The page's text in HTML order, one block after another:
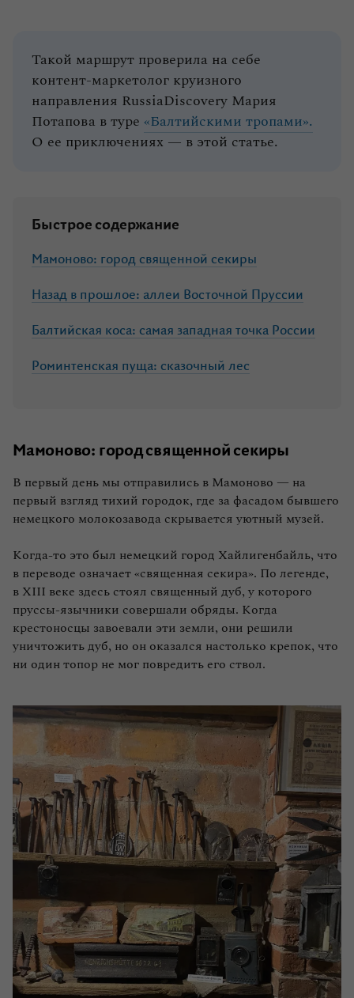
Такой маршрут проверила на себе
контент‑маркетолог круизного
направления RussiaDiscovery Мария
Потапова в туре «Балтийскими тропами».
О ее приключениях — в этой статье.
Быстрое содержание
Мамоново: город священной секиры
Назад в прошлое: аллеи Восточной Пруссии
Балтийская коса: самая западная точка России
Роминтенская пуща: сказочный лес
Мамоново: город священной секиры
В первый день мы отправились в Мамоново — на
первый взгляд тихий городок, где за фасадом бывшего
немецкого молокозавода скрывается уютный музей.
Когда‑то это был немецкий город Хайлигенбайль, что
в переводе означает «священная секира». По легенде,
в XIII веке здесь стоял священный дуб, у которого
пруссы‑язычники совершали обряды. Когда
крестоносцы завоевали эти земли, они решили
уничтожить дуб, но он оказался настолько крепок, что
ни один топор не мог повредить его ствол.